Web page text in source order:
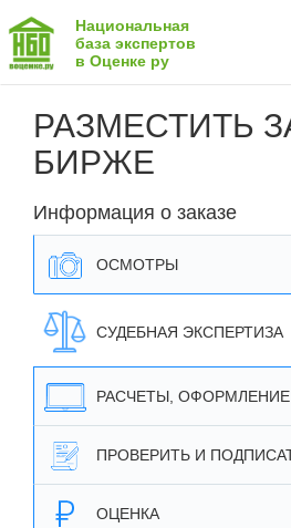
Национальная
база экспертов
в Оценке ру
РАЗМЕСТИТЬ
БИРЖЕ
Информация о заказе
ОСМОТРЫ
СУДЕБНАЯ ЭКСПЕРТИЗА
РАСЧЕТЫ, ОФОРМЛЕНИЕ
ПРОВЕРИТЬ И
ОЦЕНКА